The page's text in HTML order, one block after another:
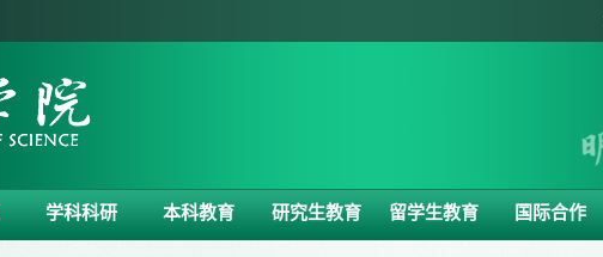
学科科研 本科教育 研究生教育 留学生教育 国际合作